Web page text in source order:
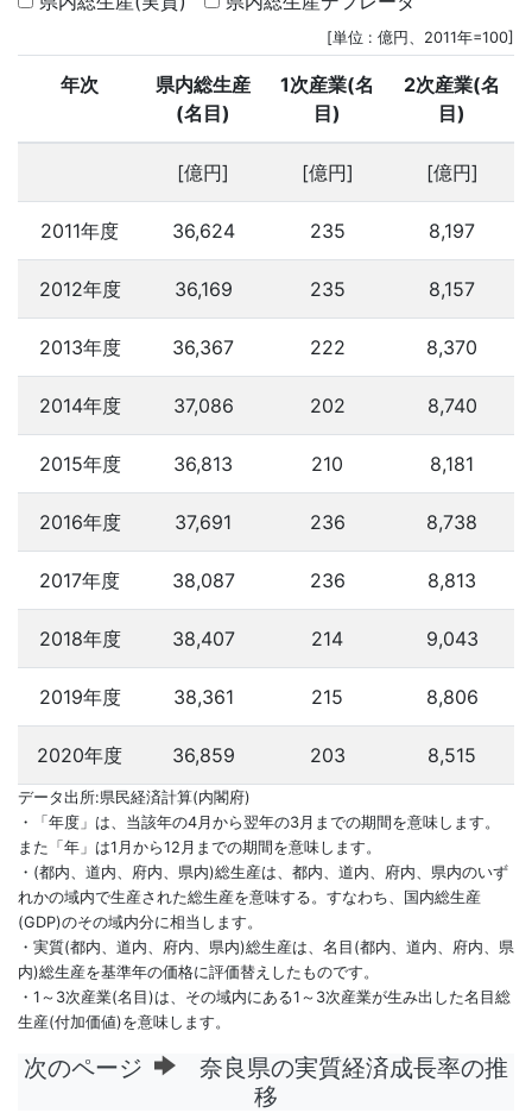
[単位 : 億円、2011年=100]
年次
県内総生産
(名目)
1次産業(名
目)
2次産業(名
目)
[億円] [億円] [億円]
2011年度 36,624 235 8,197
2012年度 36,169 235 8,157
2013年度 36,367 222 8,370
2014年度 37,086 202 8,740
2015年度 36,813 210 8,181
2016年度 37,691 236 8,738
2017年度 38,087 236 8,813
2018年度 38,407 214 9,043
2019年度 38,361 215 8,806
2020年度 36,859 203 8,515
データ出所:県民経済計算(内閣府)
・「年度」は、当該年の4月から翌年の3月までの期間を意味します。
また「年」は1月から12月までの期間を意味します。
・(都内、道内、府内、県内)総生産は、都内、道内、府内、県内のいず
れかの域内で生産された総生産を意味する。すなわち、国内総生産
(GDP)のその域内分に相当します。
・実質(都内、道内、府内、県内)総生産は、名目(都内、道内、府内、県
内)総生産を基準年の価格に評価替えしたものです。
・1～3次産業(名目)は、その域内にある1～3次産業が生み出した名目総
生産(付加価値)を意味します。
次のページ
奈良県の実質経済成長率の推
移